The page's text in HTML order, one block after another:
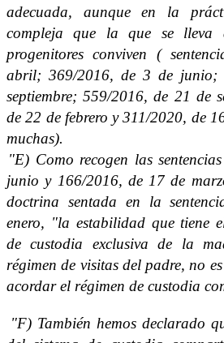
adecuada, aunque en la
compleja que la que se lleva
progenitores conviven (
abril; 369/2016, de 3 de junio;
septiembre; 559/2016, de 21 de
de 22 de febrero y 311/2020, de
muchas).
"E) Como recogen las
junio y 166/2016, de 17 de
doctrina sentada en la
enero, "la estabilidad que tiene
de custodia exclusiva de la
régimen de visitas del padre, no
acordar el régimen de custodia
"F) También hemos declarado